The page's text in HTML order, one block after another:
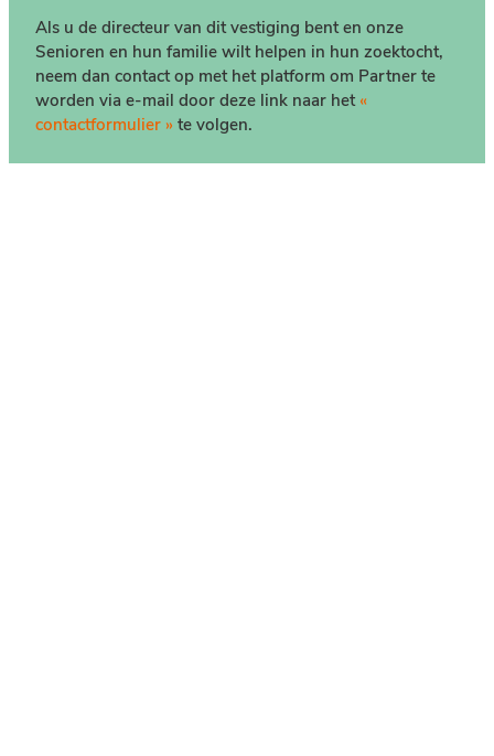
Als u de directeur van dit vestiging bent en onze
Senioren en hun familie wilt helpen in hun zoektocht,
neem dan contact op met het platform om Partner te
worden via e-mail door deze link naar het «
contactformulier » te volgen.